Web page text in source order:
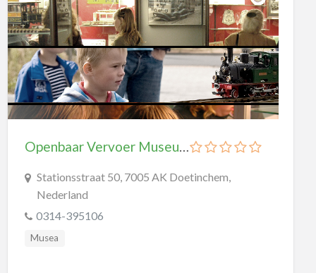
Schaatsbanen
Skate & Skeeler
Skihallen
Watersport
Zwembaden
Winkelen
Openbaar Vervoer Museum Doetinchem
Stationsstraat 50, 7005 AK Doetinchem,
Nederland
0314-395106
Musea